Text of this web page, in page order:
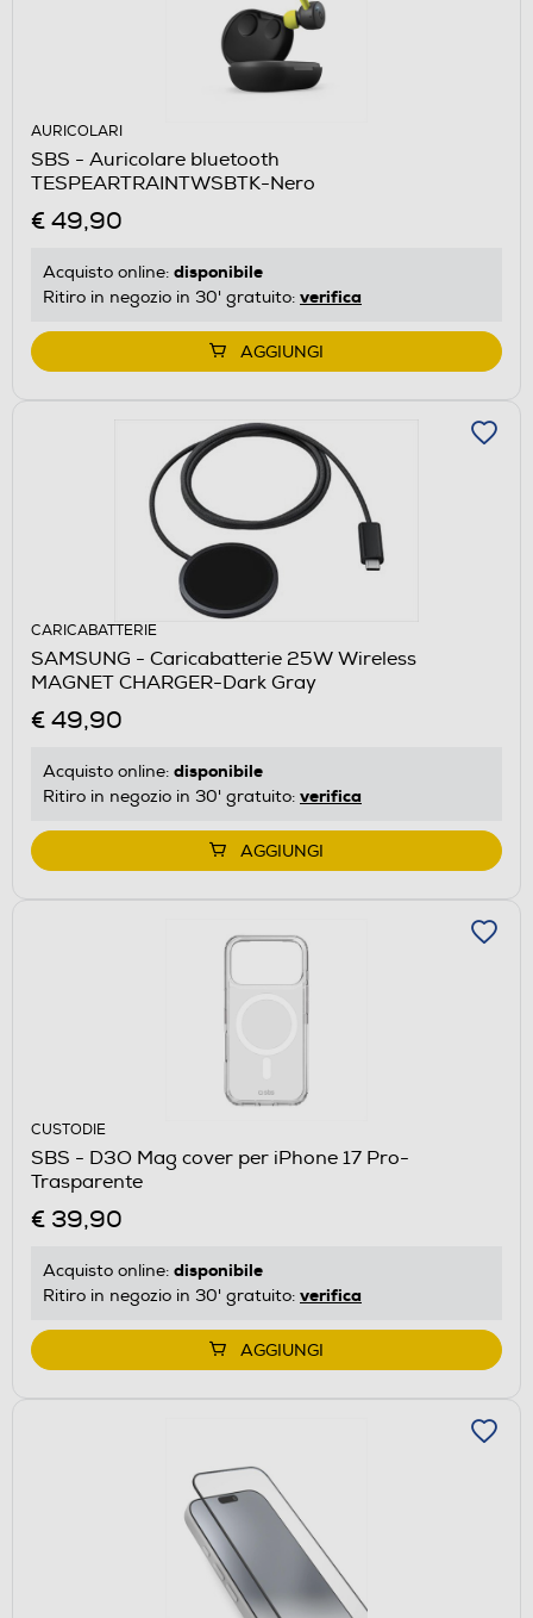
AURICOLARI
SBS - Auricolare bluetooth
TESPEARTRAINTWSBTK-Nero
€ 49,90
Acquisto online: disponibile
Ritiro in negozio in 30' gratuito: verifica
AGGIUNGI
CARICABATTERIE
SAMSUNG - Caricabatterie 25W Wireless
MAGNET CHARGER-Dark Gray
€ 49,90
Acquisto online: disponibile
Ritiro in negozio in 30' gratuito: verifica
AGGIUNGI
CUSTODIE
SBS - D3O Mag cover per iPhone 17 Pro-
Trasparente
€ 39,90
Acquisto online: disponibile
Ritiro in negozio in 30' gratuito: verifica
AGGIUNGI